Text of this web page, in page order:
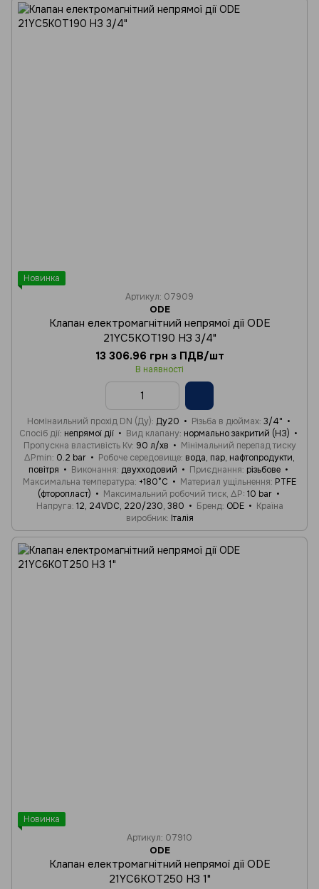
Новинка
Артикул: 07909
ODE
Клапан електромагнітний непрямої дії ODE
21YC5KOT190 НЗ 3/4"
13 306.96 грн з ПДВ/шт
В наявності
Номінаильний прохід DN (Ду) Ду20 Різьба в дюймах 3/4"
Спосіб дії непрямої дії Вид клапану нормально закритий (НЗ)
Пропускна властивість Kv 90 л/хв
Мінімальний перепад тиску
ΔPmin 0.2 bar Робоче середовище вода, пар, нафтопродукти,
повітря
Виконання двухходовий Приєднання різьбове
Максимальна температура +180°C Материал ущільнення PTFE
(фторопласт)
Максимальний робочий тиск, ΔP 10 bar
Напруга 12, 24VDC, 220/230, 380 Бренд ODE
Країна
виробник Італія
Новинка
Артикул: 07910
ODE
Клапан електромагнітний непрямої дії ODE
21YC6KOT250 НЗ 1"